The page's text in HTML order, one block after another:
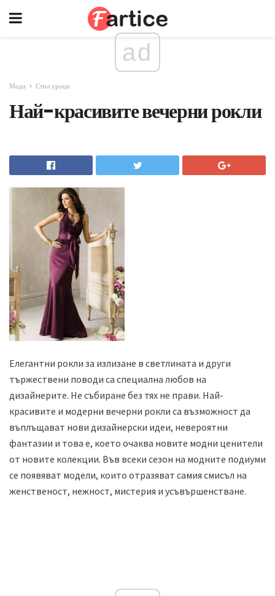
ad
Мода Стил уроци
Най-красивите вечерни рокли
Елегантни рокли за излизане в светлината и други
тържествени поводи са специална любов на
дизайнерите. Не събиране без тях не прави. Най-
красивите и модерни вечерни рокли са възможност да
въплъщават нови дизайнерски идеи, невероятни
фантазии и това е, което очаква новите модни ценители
от новите колекции. Във всеки сезон на модните подиуми
се появяват модели, които отразяват самия смисъл на
женственост, нежност, мистерия и усъвършенстване.